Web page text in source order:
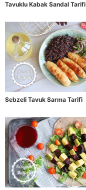
Tavuklu Kabak Sandal Tarifi
Sebzeli Tavuk Sarma Tarifi